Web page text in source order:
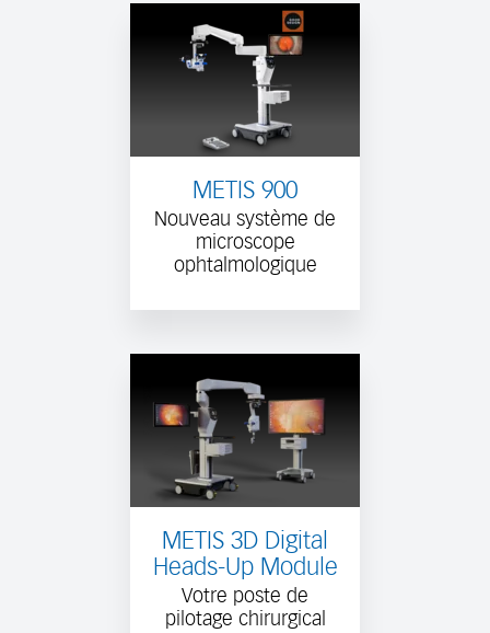
METIS 900
Nouveau système de
microscope
ophtalmologique
METIS 3D Digital
Heads-Up Module
Votre poste de
pilotage chirurgical